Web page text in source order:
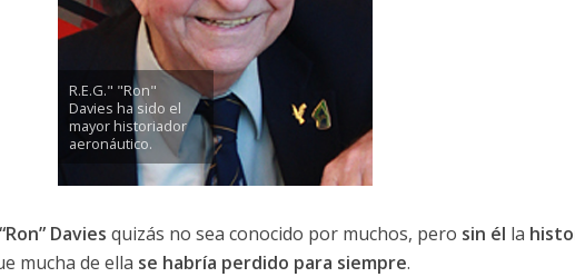
R.E.G." "Ron"
Davies ha sido el
mayor historiador
aeronáutico.
Davies quizás no sea conocido por muchos, pero sin él la
mucha de ella se habría perdido para siempre.